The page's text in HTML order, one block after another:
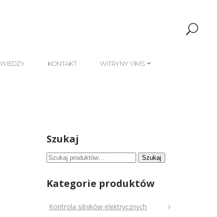
KONTAKT
WITRYNY VIMS
Szukaj
Szukaj: Szukaj
Kategorie produktów
Kontrola silników elektrycznych